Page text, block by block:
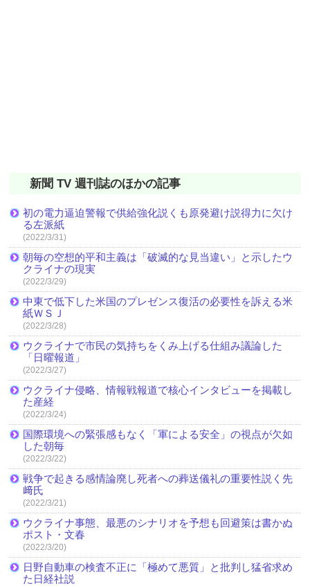
新聞 TV 週刊誌のほかの記事
初の電力逼迫警報で供給強化説くも原発避け説得力に欠け
る左派紙
(2022/3/31)
朝毎の空想的平和主義は「破滅的な見当違い」と示したウ
クライナの現実
(2022/3/29)
中東で低下した米国のプレゼンス復活の必要性を訴える米
紙ＷＳＪ
(2022/3/28)
ウクライナで市民の気持ちをくみ上げる仕組み議論した
「日曜報道」
(2022/3/27)
ウクライナ侵略、情報戦報道で核心インタビューを掲載し
た産経
(2022/3/24)
国際環境への緊張感もなく「軍による安全」の視点が欠如
した朝毎
(2022/3/22)
戦争で起きる感情論廃し死者への葬送儀礼の重要性説く先
﨑氏
(2022/3/21)
ウクライナ事態、最悪のシナリオを予想も回避策は書かぬ
ポスト・文春
(2022/3/20)
日野自動車の検査不正に「極めて悪質」と批判し猛省求め
た日経社説